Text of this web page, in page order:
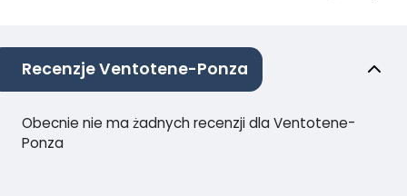
Recenzje Ventotene-Ponza
Obecnie nie ma żadnych recenzji dla Ventotene-
Ponza